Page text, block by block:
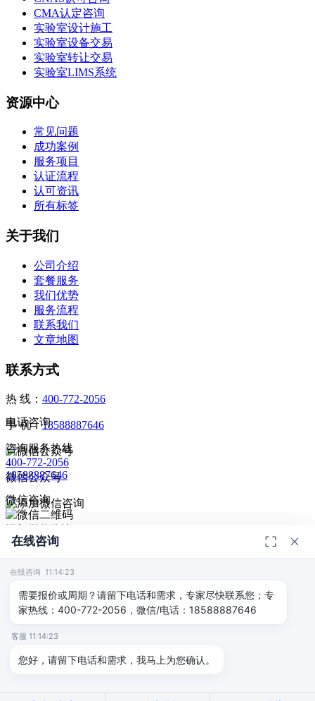
CMA认定咨询
实验室设计施工
实验室设备交易
实验室转让交易
实验室LIMS系统
资源中心
常见问题
成功案例
服务项目
认证流程
认可资讯
所有标签
关于我们
公司介绍
套餐服务
我们优势
服务流程
联系我们
文章地图
联系方式
热 线： 400-772-2056
手 机：18588887646
微信公众号
© 2026深圳市德恺检测有限公司版权所有 -宣传册|粤ICP备
2025393459号-1
电话咨询
咨询服务热线
400-772-2056
18588887646
微信咨询
扫码添加微信咨询
给我回电
在线咨询
在线咨询 11:14:23
需要报价或周期？请留下电话和需求，专家尽快联系您；专
家热线：400-772-2056，微信/电话：18588887646
客服 11:14:23
您好，请留下电话和需求，我马上为您确认。